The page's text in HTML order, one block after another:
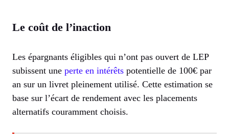
Le coût de l’inaction
Les épargnants éligibles qui n’ont pas ouvert de LEP
subissent une perte en intérêts potentielle de 100€ par
an sur un livret pleinement utilisé. Cette estimation se
base sur l’écart de rendement avec les placements
alternatifs couramment choisis.